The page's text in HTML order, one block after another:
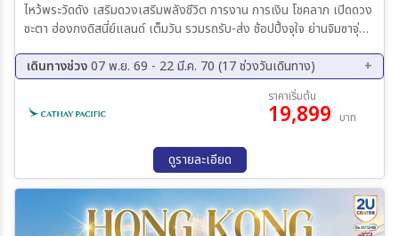
เฉพาะเทศกาล
ค้นหา
ไหว้พระวัดดัง เสริมดวงเสริมพลังชีวิต การงาน การเงิน โชคลาภ เปิดดวง
ชะตา ฮ่องกงดิสนี่ย์แลนด์ เต็มวัน รวมรถรับ-ส่ง ช้อปปิ้งจุใจ ย่านจิมซาจุ่ย
โรงแรม 4 ดาวทุกคืน แถมฟรีถุงผ้าลดโลกร้อนท่านละ 1 ใบ
เดินทางช่วง07 พ.ย. 69 - 22 มี.ค. 70 (17 ช่วงวันเดินทาง)
14 พ.ย. 69 - 16 พ.ย. 69
21 พ.ย. 69 - 23 พ.ย. 69
28 พ.ย. 69 - 30 พ.ย. 69
12 ธ.ค. 69 - 14 ธ.ค. 69
09 ม.ค. 70 - 11 ม.ค. 70
23 ม.ค. 70 - 25 ม.ค. 70
30 ม.ค. 70 - 01 ก.พ. 70
13 ก.พ. 70 - 15 ก.พ. 70
20 ก.พ. 70 - 22 ก.พ. 70
27 ก.พ. 70 - 01 มี.ค 70
06 มี.ค 70 - 08 มี.ค 70
13 มี.ค 70 - 15 มี.ค 70
ราคาเริ่มต้น
19,899 บาท
ดูรายละเอียด